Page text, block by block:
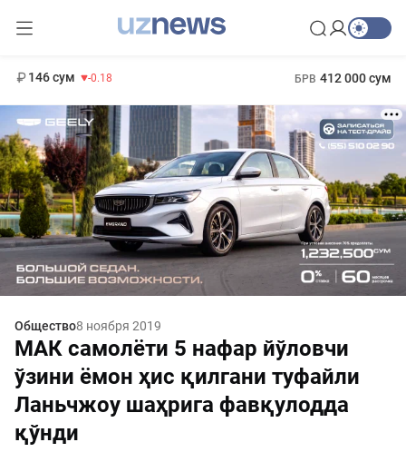
146 сум -0.18 БРВ 412 000 сум
Общество8 ноября 2019
МАК самолёти 5 нафар йўловчи
ўзини ёмон ҳис қилгани туфайли
Ланьчжоу шаҳрига фавқулодда
қўнди